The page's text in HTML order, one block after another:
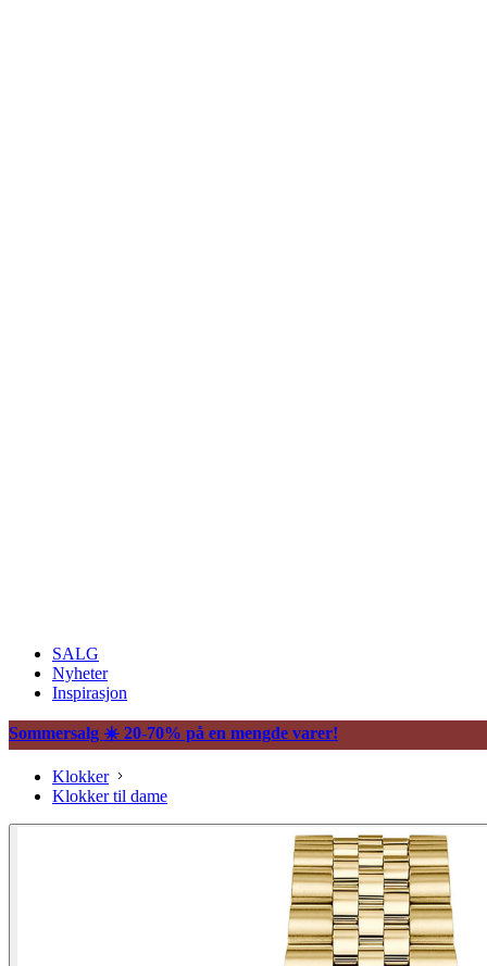
SALG
Nyheter
Inspirasjon
Sommersalg ☀️ 20-70% på en mengde varer!
Klokker
Klokker til dame